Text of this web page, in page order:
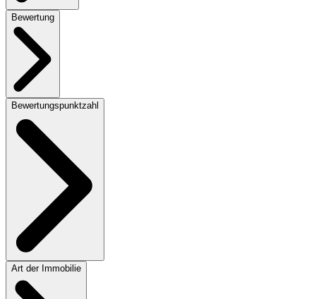
Bewertung
Bewertungspunktzahl
Art der Immobilie